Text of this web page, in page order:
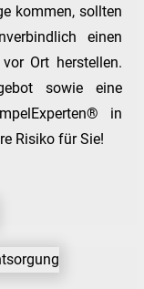
kommen, sollten
einen
Ort herstellen.
sowie eine
in
Risiko für Sie!